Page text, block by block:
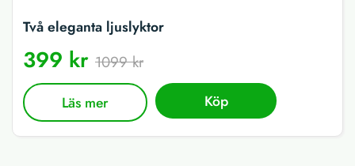
Två eleganta ljuslyktor
399 kr 1099 kr
Läs mer Köp